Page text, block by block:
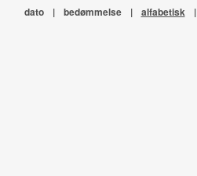
dato | bedømmelse | alfabetisk |